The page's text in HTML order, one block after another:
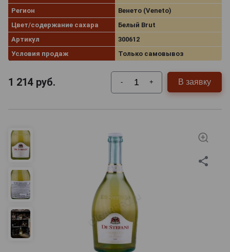
Регион
Венето (Veneto)
Цвет/содержание сахара
Белый Brut
Артикул
300612
Условия продаж
Только самовывоз
1 214 руб. - + В заявку